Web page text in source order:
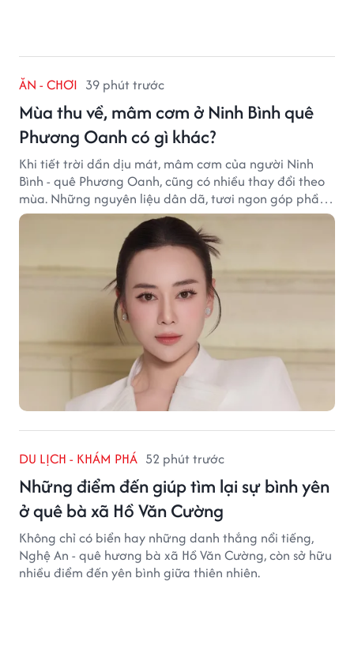
ĂN - CHƠI 39 phút trước
Mùa thu về, mâm cơm ở Ninh Bình quê
Phương Oanh có gì khác?
Khi tiết trời dần dịu mát, mâm cơm của người Ninh
Bình - quê Phương Oanh, cũng có nhiều thay đổi theo
mùa. Những nguyên liệu dân dã, tươi ngon góp phần
tạo nên hương vị bình dị nhưng đầy cuốn hút của vùng
DU LỊCH - KHÁM PHÁ 52 phút trước
Những điểm đến giúp tìm lại sự bình yên
ở quê bà xã Hồ Văn Cường
Không chỉ có biển hay những danh thắng nổi tiếng,
Nghệ An - quê hương bà xã Hồ Văn Cường, còn sở hữu
nhiều điểm đến yên bình giữa thiên nhiên.